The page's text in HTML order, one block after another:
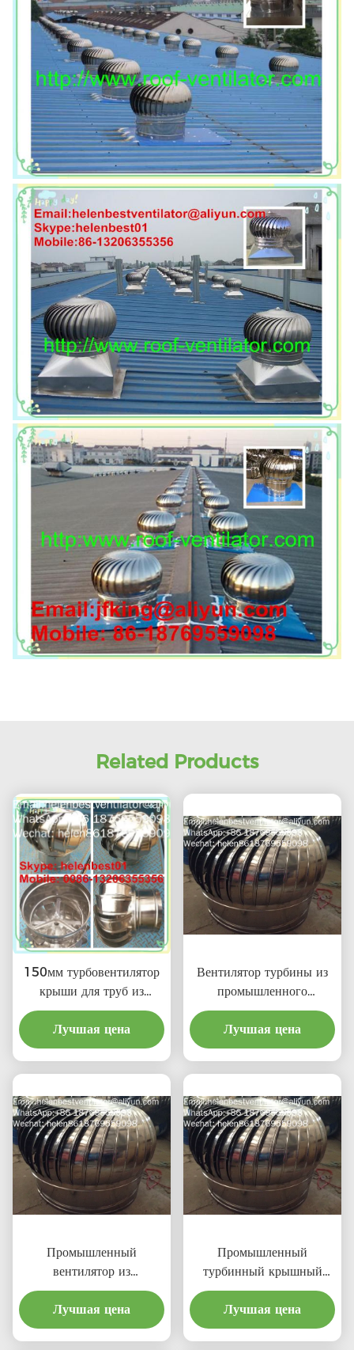
Related Products
150мм турбовентилятор
крыши для труб из
нержавеющей стали
Лучшая цена
Вентилятор турбины из
промышленного
алюминиевого сплава
600 мм
Лучшая цена
Промышленный
вентилятор из
нержавеющей стали
длиной 500 мм
Лучшая цена
Промышленный
турбинный крышный
вентилятор длиной 500
мм
Лучшая цена